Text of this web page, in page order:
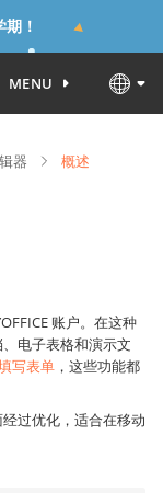
！
MENU
器 概述
账户。在这种
电子表格和演示文
写表单 ，这些功能都
过优化，适合在移动